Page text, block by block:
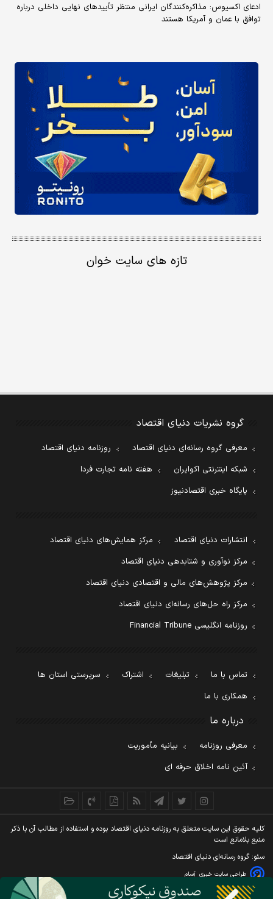
ادعای اکسیوس: مذاکره‌کنندگان ایرانی منتظر تأییدهای نهایی داخلی درباره
توافق با عمان و آمریکا هستند
تازه های سایت خوان
گروه نشریات دنیای اقتصاد
معرفی گروه رسانه‌ای دنیای اقتصاد
روزنامه دنیای اقتصاد
شبکه اینترنتی اکوایران
هفته نامه تجارت فردا
پایگاه خبری اقتصادنیوز
انتشارات دنیای اقتصاد
مرکز همایش‌های دنیای اقتصاد
مرکز نوآوری و شتابدهی دنیای اقتصاد
مرکز پژوهش‌های مالی و اقتصادی دنیای اقتصاد
مرکز راه حل‌های رسانه‌ای دنیای اقتصاد
روزنامه انگلیسی Financial Tribune
تماس با ما تبلیغات اشتراک
سرپرستی استان ها
همکاری با ما
درباره ما
معرفی روزنامه
بیانیه مأموریت
آئین نامه اخلاق حرفه ای
کليه حقوق اين سايت متعلق به روزنامه دنيای اقتصاد بوده و استفاده از مطالب آن با ذکر
منبع بلامانع است
سئو: گروه رسانه‌ای دنیای اقتصاد
طراحی سایت خبری آسام